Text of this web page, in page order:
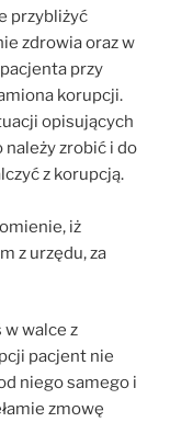
przybliżyć
zdrowia oraz w
przy
korupcji.
opisujących
należy zrobić i do
z korupcją.
iż
z urzędu, za
w walce z
pacjent nie
niego samego i
zmowę